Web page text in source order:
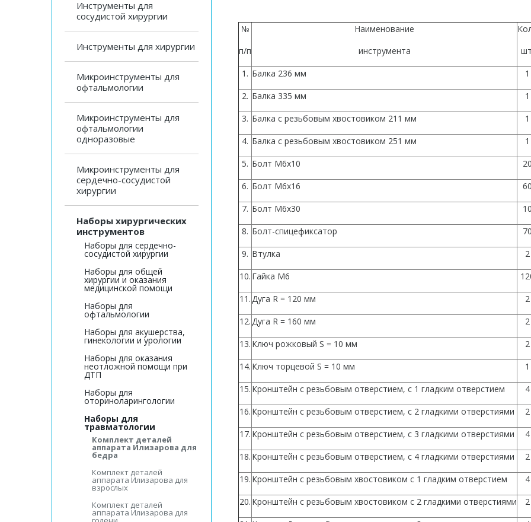
Инструменты для
сосудистой хирургии
Инструменты для хирургии
Микроинструменты для
офтальмологии
Микроинструменты для
офтальмологии
одноразовые
Микроинструменты для
сердечно-сосудистой
хирургии
Наборы хирургических
инструментов
Наборы для сердечно-
сосудистой хирургии
Наборы для общей
хирургии и оказания
медицинской помощи
Наборы для
офтальмологии
Наборы для акушерства,
гинекологии и урологии
Наборы для оказания
неотложной помощи при
ДТП
Наборы для
оториноларингологии
Наборы для
травматологии
Комплект деталей
аппарата Илизарова для
бедра
Комплект деталей
аппарата Илизарова для
взрослых
Комплект деталей
аппарата Илизарова для
№
п/п
Наименование
инструмента
1. Балка 236 мм
1
2. Балка 335 мм
1
3. Балка с резьбовым хвостовиком 211 мм
1
4. Балка с резьбовым хвостовиком 251 мм
1
5. Болт М6х10
6. Болт М6х16
7. Болт М6х30
8. Болт-спицефиксатор
9. Втулка
2
10. Гайка М6
11.Дуга R = 120 мм
2
12.Дуга R = 160 мм
2
13. Ключ рожковый S = 10 мм
2
14. Ключ торцевой S = 10 мм
1
15. Кронштейн с резьбовым отверстием, с 1 гладким отверстием
4
16. Кронштейн с резьбовым отверстием, c 2 гладкими отверстиями
2
17. Кронштейн с резьбовым отверстием, c 3 гладкими отверстиями
4
18. Кронштейн с резьбовым отверстием, c 4 гладкими отверстиями
2
19. Кронштейн с резьбовым хвостовиком с 1 гладким отверстием
4
20. Кронштейн с резьбовым хвостовиком с 2 гладкими отверстиями
2